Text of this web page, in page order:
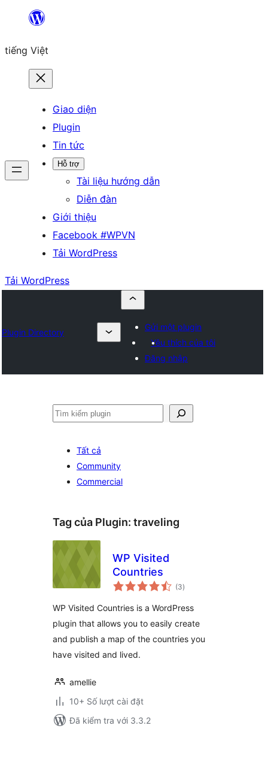
Chuyển
phần
tiếng Việt
Giao diện
Plugin
Tin tức
Hỗ trợ
Tài liệu hướng dẫn
Diễn đàn
Giới thiệu
Facebook #WPVN
Tải WordPress
Tải WordPress
Plugin Directory
Gửi một plugin
Yêu thích của tôi
Đăng nhập
Tìm
Tất cả
Community
Commercial
Tag của Plugin: traveling
WP Visited
Countries
(3tổng
đánh
)
WP Visited Countries is a WordPress
plugin that allows you to easily create
and publish a map of the countries you
have visited and lived.
amellie
10+ Số lượt cài đặt
Đã kiểm tra với 3.3.2